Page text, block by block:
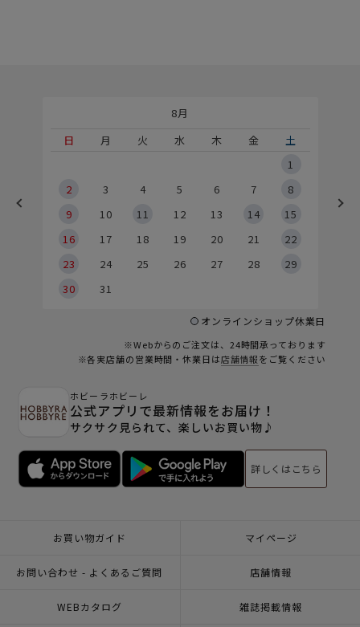
8月
日
月 火 水 木 金
土
1
2
3 4 5 6 7
8
9
10 11 12 13 14
15
16
17 18 19 20 21
22
23
24 25 26 27 28
29
30
31
オンラインショップ休業日
※Webからのご注文は、24時間承っております
※各実店舗の営業時間・休業日は店舗情報をご覧ください
ホビーラホビーレ
公式アプリで最新情報をお届け！
サクサク見られて、楽しいお買い物♪
詳しくはこちら
お買い物ガイド マイページ
お問い合わせ - よくあるご質問 店舗情報
WEBカタログ 雑誌掲載情報